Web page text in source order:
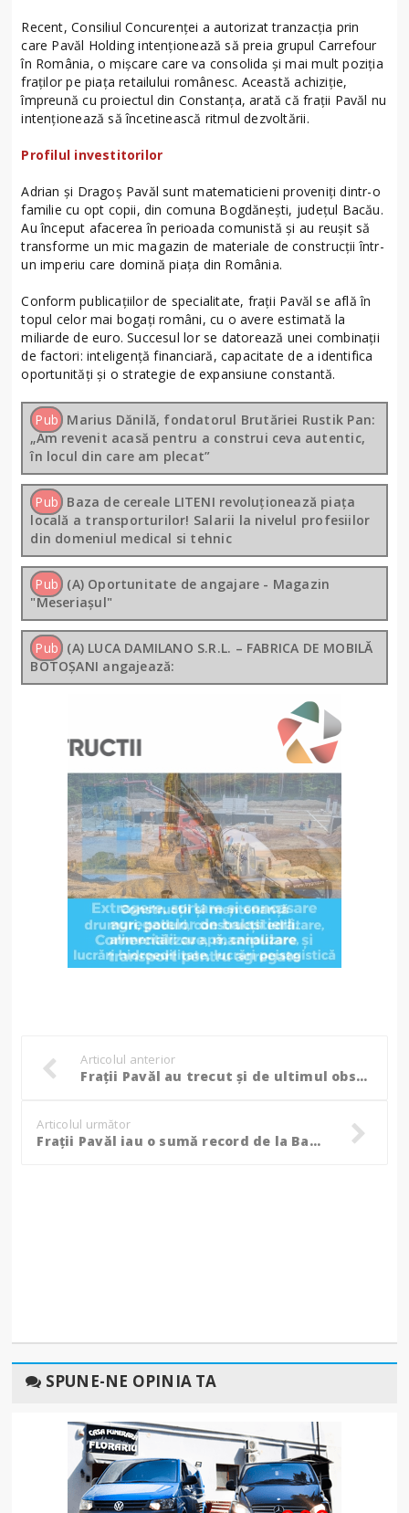
Recent, Consiliul Concurenței a autorizat tranzacția prin
care Pavăl Holding intenționează să preia grupul Carrefour
în România, o mișcare care va consolida și mai mult poziția
fraților pe piața retailului românesc. Această achiziție,
împreună cu proiectul din Constanța, arată că frații Pavăl nu
intenționează să încetinească ritmul dezvoltării.
Profilul investitorilor
Adrian și Dragoș Pavăl sunt matematicieni proveniți dintr-o
familie cu opt copii, din comuna Bogdănești, județul Bacău.
Au început afacerea în perioada comunistă și au reușit să
transforme un mic magazin de materiale de construcții într-
un imperiu care domină piața din România.
Conform publicațiilor de specialitate, frații Pavăl se află în
topul celor mai bogați români, cu o avere estimată la
miliarde de euro. Succesul lor se datorează unei combinații
de factori: inteligență financiară, capacitate de a identifica
oportunități și o strategie de expansiune constantă.
Pub Marius Dănilă, fondatorul Brutăriei Rustik Pan:
„Am revenit acasă pentru a construi ceva autentic,
în locul din care am plecat”
Pub Baza de cereale LITENI revoluționează piața
locală a transporturilor! Salarii la nivelul profesiilor
din domeniul medical si tehnic
Pub (A) Oportunitate de angajare - Magazin
"Meseriașul"
Pub (A) LUCA DAMILANO S.R.L. – FABRICA DE MOBILĂ
BOTOȘANI angajează:
Articolul anterior
Frații Pavăl au trecut și de ultimul obstacol în calea preluării Carrefour România!
Articolul următor
Frații Pavăl iau o sumă record de la Banca Transilvania ca să cumpere Carrefour!
SPUNE-NE OPINIA TA